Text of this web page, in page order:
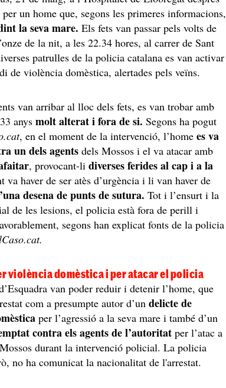
per un home que, segons les primeres informacions,
la seva mare. Els fets van passar pels volts de
de la nit, a les 22.34 hores, al carrer de Sant
patrulles de la policia catalana es van activar
de violència domèstica, alertades pels veïns.
van arribar al lloc dels fets, es van trobar amb
anysmolt alterat i fora de si. Segons ha pogut
, en el moment de la intervenció, l’home es va
un dels agents dels Mossos i el va atacar amb
, provocant-lidiverses ferides al cap i a la
va haver de ser atès d’urgència i li van haver de
desena de punts de sutura. Tot i l’ensurt i la
de les lesions, el policia està fora de perill i
segons han explicat fonts de la policia
violència domèstica i per atacar el policia
van poder reduir i detenir l’home, que
com a presumpte autor d’un delicte de
per l’agressió a la seva mare i també d’un
contra els agents de l’autoritatper l’atac a
durant la intervenció policial. La policia
no ha comunicat la nacionalitat de l'arrestat.